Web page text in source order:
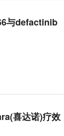
与defactinib
喜达诺)疗效